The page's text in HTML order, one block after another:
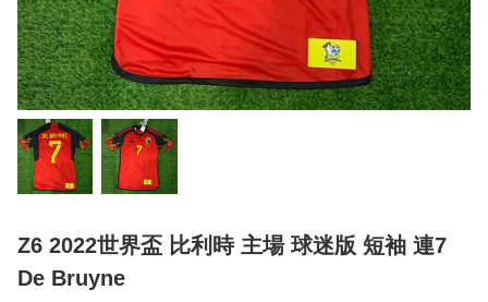
Z6 2022世界盃 比利時 主場 球迷版 短袖 連7
De Bruyne